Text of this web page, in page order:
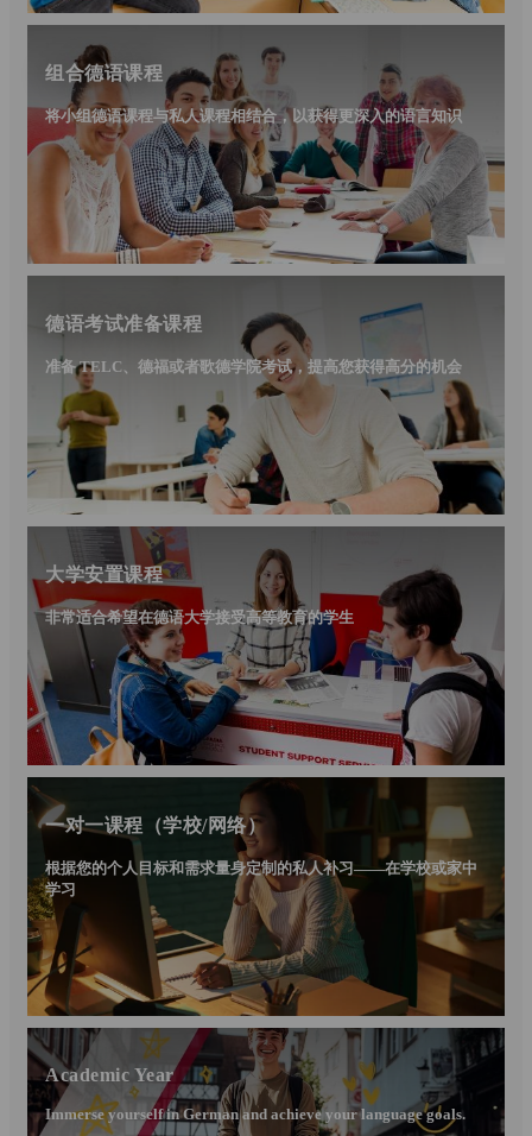
组合德语课程
将小组德语课程与私人课程相结合，以获得更深入的语言知识
德语考试准备课程
准备 TELC、德福或者歌德学院考试，提高您获得高分的机会
大学安置课程
非常适合希望在德语大学接受高等教育的学生
一对一课程（学校/网络）
根据您的个人目标和需求量身定制的私人补习——在学校或家中
学习
Academic Year
Immerse yourself in German and achieve your language goals.